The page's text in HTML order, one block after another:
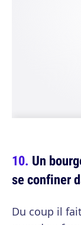
Un
se confiner
Du coup il